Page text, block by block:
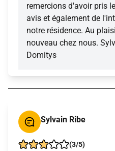
remercions d'avoir pris
avis et également de
notre résidence. Au
nouveau chez nous.
Domitys
Sylvain Ribe
(3/5)